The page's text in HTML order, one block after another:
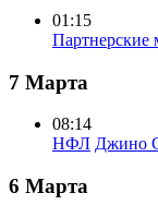
01:15
Партнерские
7 Марта
08:14
НФЛ Джино
6 Марта